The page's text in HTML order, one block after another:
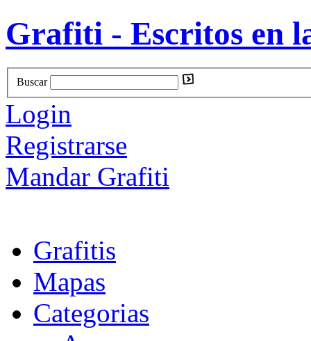
Grafiti - Escritos en
Buscar
Login
Registrarse
Mandar Grafiti
Grafitis
Mapas
Categorias